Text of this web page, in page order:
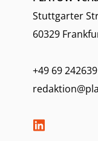
Stuttgarter
60329
+49 69